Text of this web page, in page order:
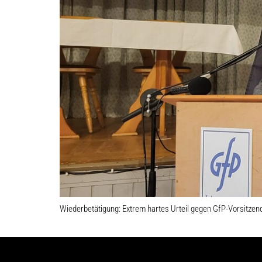
Wiederbetätigung: Extrem hartes Urteil gegen GfP-